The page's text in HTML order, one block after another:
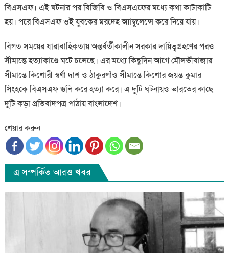
বিএসএফ। এই ঘটনার পর বিজিবি ও বিএসএফের মধ্যে কথা কাটাকাটি
হয়। পরে বিএসএফ ওই যুবকের মরদেহ অ্যাম্বুলেন্সে করে নিয়ে যায়।
বিগত সময়ের ধারাবাহিকতায় অন্তর্বর্তীকালীন সরকার দায়িত্বগ্রহণের পরও
সীমান্তে হত্যাকাণ্ডে ঘটে চলেছে। এর মধ্যে কিছুদিন আগে মৌলভীবাজার
সীমান্তে কিশোরী স্বর্ণা দাশ ও ঠাকুরগাঁও সীমান্তে কিশোর জয়ন্ত কুমার
সিংহকে বিএসএফ গুলি করে হত্যা করে। এ দুটি ঘটনায়ও ভারতের কাছে
দুটি কড়া প্রতিবাদপত্র পাঠায় বাংলাদেশ।
শেয়ার করুন
এ সম্পর্কিত আরও খবর